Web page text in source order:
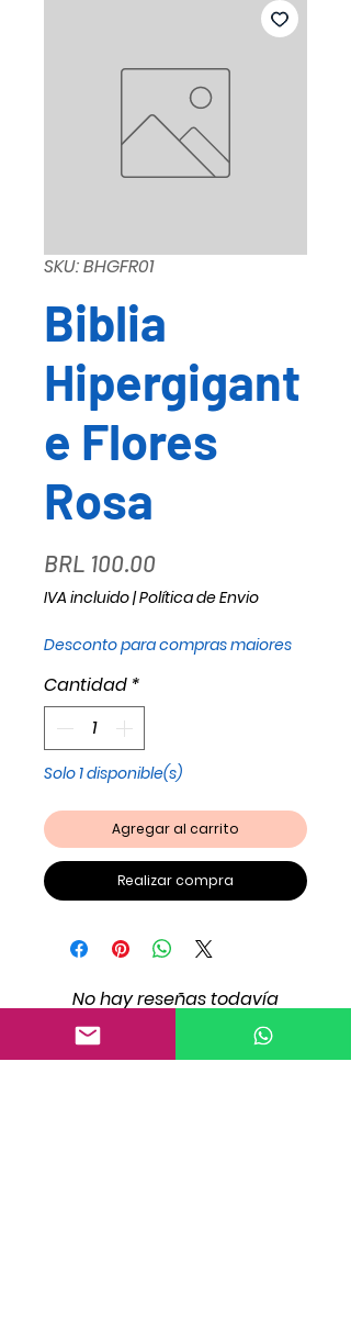
SKU: BHGFR01
Biblia
Hipergigant
e Flores
Rosa
BRL 100.00Precio
IVA incluido|Política de Envio
Desconto para compras maiores
Cantidad *
Solo 1 disponible(s)
Agregar al carrito
Realizar compra
No hay reseñas todavía
Comparte tu opinión. Deja la